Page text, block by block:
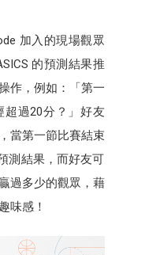
加入的現場觀眾
的預測結果推
作，例如：「第一
超過20分？」好友
當第一節比賽結束
測結果，而好友可
過多少的觀眾，藉
味感！